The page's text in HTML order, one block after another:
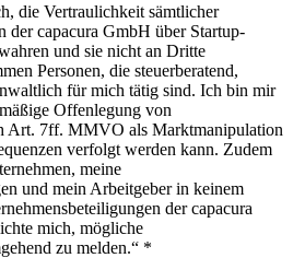
die Vertraulichkeit sämtlicher
der capacura GmbH über Startup-
und sie nicht an Dritte
Personen, die steuerberatend,
für mich tätig sind. Ich bin mir
Offenlegung von
Art. 7ff. MMVO als Marktmanipulation
verfolgt werden kann. Zudem
meine
und mein Arbeitgeber in keinem
der capacura
mich, mögliche
zu melden.“ *